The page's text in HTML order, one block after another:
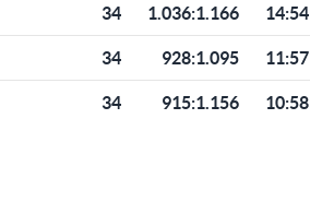
34 1.036:1.166 14:54
34 928:1.095 11:57
34 915:1.156 10:58